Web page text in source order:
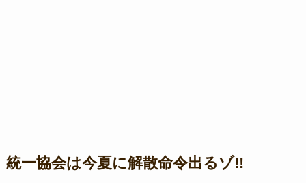
統一協会は今夏に解散命令出るゾ!!